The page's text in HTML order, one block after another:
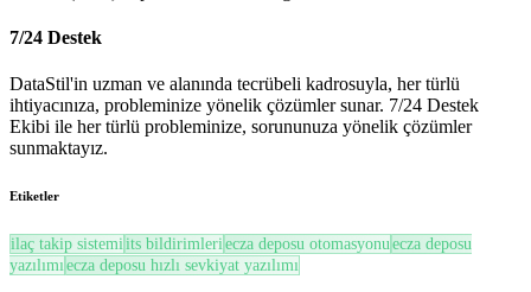
7/24 Destek
DataStil'in uzman ve alanında tecrübeli kadrosuyla, her türlü
ihtiyacınıza, probleminize yönelik çözümler sunar. 7/24 Destek
Ekibi ile her türlü probleminize, sorununuza yönelik çözümler
sunmaktayız.
Etiketler
ilaç takip sistemiits bildirimleriecza deposu otomasyonuecza deposu
yazılımıecza deposu hızlı sevkiyat yazılımı